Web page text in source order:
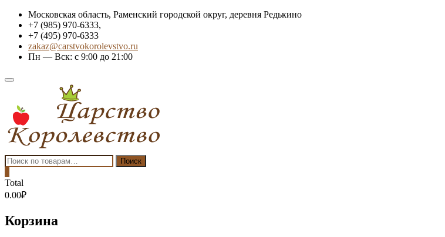
Skip
content
Московская область, Раменский городской округ, деревня Редькино
+7 (985) 970-6333,
+7 (495) 970-6333
zakaz@carstvokorolevstvo.ru
Пн — Вск: с 9:00 до 21:00
Topbar
Искать: Поиск
Total
0.00₽
Корзина